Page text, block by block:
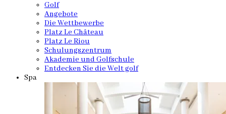
Golf
Angebote
Die Wettbewerbe
Platz Le Château
Platz Le Riou
Schulungszentrum
Akademie und Golfschule
Entdecken Sie die Welt golf
Spa